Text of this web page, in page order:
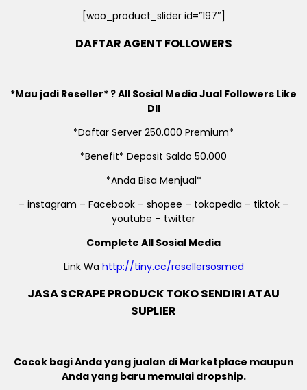
[woo_product_slider id=”197″]
DAFTAR AGENT FOLLOWERS
*Mau jadi Reseller* ? All Sosial Media Jual Followers Like
Dll
*Daftar Server 250.000 Premium*
*Benefit* Deposit Saldo 50.000
*Anda Bisa Menjual*
– instagram – Facebook – shopee – tokopedia – tiktok –
youtube – twitter
Complete All Sosial Media
Link Wa http://tiny.cc/resellersosmed
JASA SCRAPE PRODUCK TOKO SENDIRI ATAU
SUPLIER
Cocok bagi Anda yang jualan di Marketplace maupun
Anda yang baru memulai dropship.